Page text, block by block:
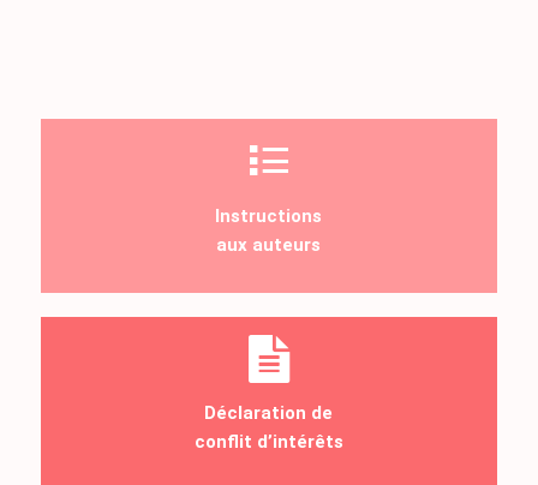
Instructions
aux auteurs
Déclaration de
conflit d’intérêts